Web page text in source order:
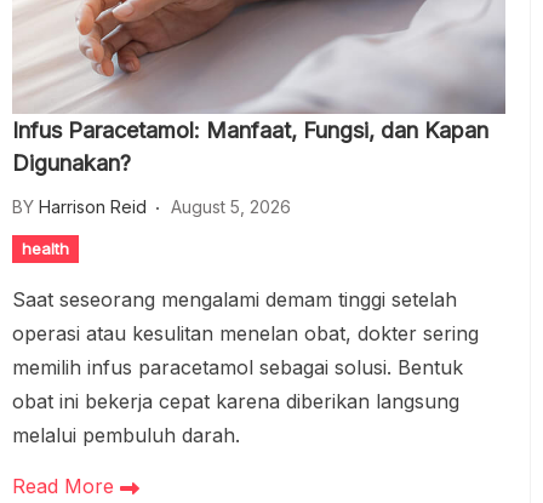
Infus Paracetamol: Manfaat, Fungsi, dan Kapan
Digunakan?
BY Harrison Reid August 5, 2026
health
Saat seseorang mengalami demam tinggi setelah
operasi atau kesulitan menelan obat, dokter sering
memilih infus paracetamol sebagai solusi. Bentuk
obat ini bekerja cepat karena diberikan langsung
melalui pembuluh darah.
Read More